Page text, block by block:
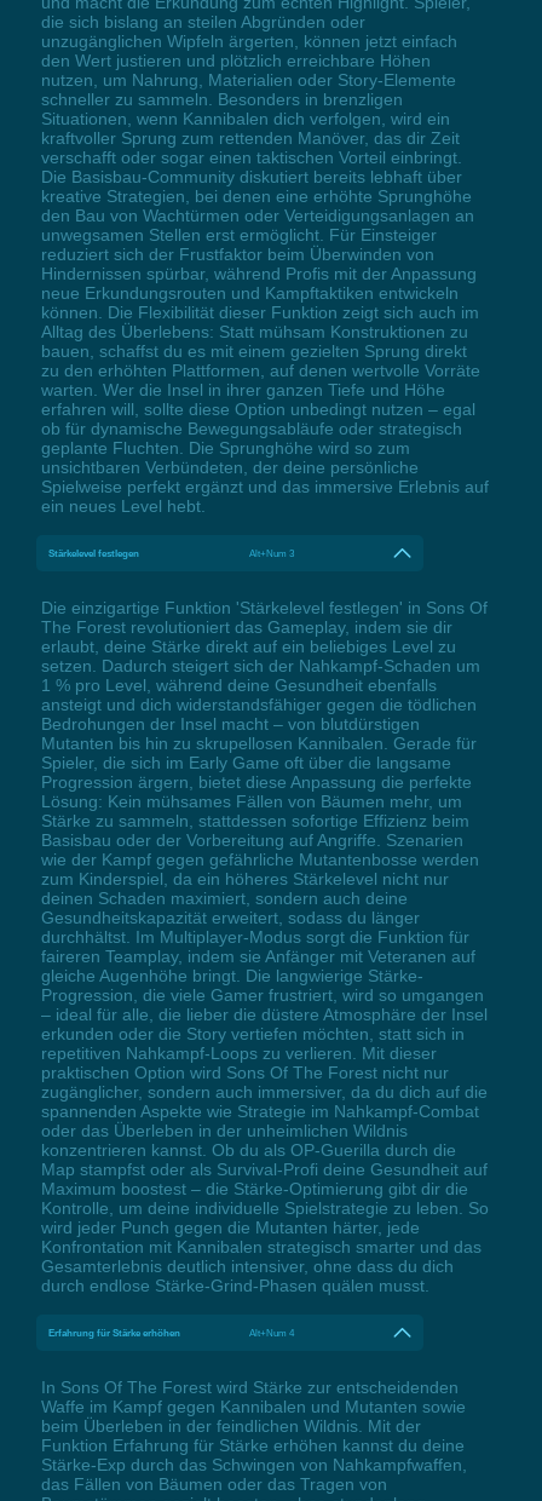
die sich bislang an steilen Abgründen oder
unzugänglichen Wipfeln ärgerten, können jetzt einfach
den Wert justieren und plötzlich erreichbare Höhen
nutzen, um Nahrung, Materialien oder Story-Elemente
schneller zu sammeln. Besonders in brenzligen
Situationen, wenn Kannibalen dich verfolgen, wird ein
kraftvoller Sprung zum rettenden Manöver, das dir Zeit
verschafft oder sogar einen taktischen Vorteil einbringt.
Die Basisbau-Community diskutiert bereits lebhaft über
kreative Strategien, bei denen eine erhöhte Sprunghöhe
den Bau von Wachtürmen oder Verteidigungsanlagen an
unwegsamen Stellen erst ermöglicht. Für Einsteiger
reduziert sich der Frustfaktor beim Überwinden von
Hindernissen spürbar, während Profis mit der Anpassung
neue Erkundungsrouten und Kampftaktiken entwickeln
können. Die Flexibilität dieser Funktion zeigt sich auch im
Alltag des Überlebens: Statt mühsam Konstruktionen zu
bauen, schaffst du es mit einem gezielten Sprung direkt
zu den erhöhten Plattformen, auf denen wertvolle Vorräte
warten. Wer die Insel in ihrer ganzen Tiefe und Höhe
erfahren will, sollte diese Option unbedingt nutzen – egal
ob für dynamische Bewegungsabläufe oder strategisch
geplante Fluchten. Die Sprunghöhe wird so zum
unsichtbaren Verbündeten, der deine persönliche
Spielweise perfekt ergänzt und das immersive Erlebnis auf
ein neues Level hebt.
Stärkelevel festlegen Alt+Num 3
Die einzigartige Funktion 'Stärkelevel festlegen' in Sons Of
The Forest revolutioniert das Gameplay, indem sie dir
erlaubt, deine Stärke direkt auf ein beliebiges Level zu
setzen. Dadurch steigert sich der Nahkampf-Schaden um
1 % pro Level, während deine Gesundheit ebenfalls
ansteigt und dich widerstandsfähiger gegen die tödlichen
Bedrohungen der Insel macht – von blutdürstigen
Mutanten bis hin zu skrupellosen Kannibalen. Gerade für
Spieler, die sich im Early Game oft über die langsame
Progression ärgern, bietet diese Anpassung die perfekte
Lösung: Kein mühsames Fällen von Bäumen mehr, um
Stärke zu sammeln, stattdessen sofortige Effizienz beim
Basisbau oder der Vorbereitung auf Angriffe. Szenarien
wie der Kampf gegen gefährliche Mutantenbosse werden
zum Kinderspiel, da ein höheres Stärkelevel nicht nur
deinen Schaden maximiert, sondern auch deine
Gesundheitskapazität erweitert, sodass du länger
durchhältst. Im Multiplayer-Modus sorgt die Funktion für
faireren Teamplay, indem sie Anfänger mit Veteranen auf
gleiche Augenhöhe bringt. Die langwierige Stärke-
Progression, die viele Gamer frustriert, wird so umgangen
– ideal für alle, die lieber die düstere Atmosphäre der Insel
erkunden oder die Story vertiefen möchten, statt sich in
repetitiven Nahkampf-Loops zu verlieren. Mit dieser
praktischen Option wird Sons Of The Forest nicht nur
zugänglicher, sondern auch immersiver, da du dich auf die
spannenden Aspekte wie Strategie im Nahkampf-Combat
oder das Überleben in der unheimlichen Wildnis
konzentrieren kannst. Ob du als OP-Guerilla durch die
Map stampfst oder als Survival-Profi deine Gesundheit auf
Maximum boostest – die Stärke-Optimierung gibt dir die
Kontrolle, um deine individuelle Spielstrategie zu leben. So
wird jeder Punch gegen die Mutanten härter, jede
Konfrontation mit Kannibalen strategisch smarter und das
Gesamterlebnis deutlich intensiver, ohne dass du dich
durch endlose Stärke-Grind-Phasen quälen musst.
Erfahrung für Stärke erhöhen Alt+Num 4
In Sons Of The Forest wird Stärke zur entscheidenden
Waffe im Kampf gegen Kannibalen und Mutanten sowie
beim Überleben in der feindlichen Wildnis. Mit der
Funktion Erfahrung für Stärke erhöhen kannst du deine
Stärke-Exp durch das Schwingen von Nahkampfwaffen,
das Fällen von Bäumen oder das Tragen von